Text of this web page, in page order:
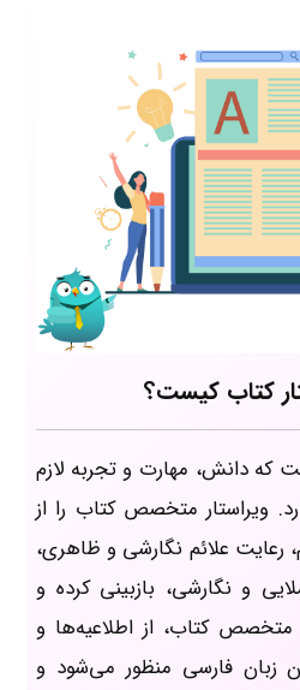
کتاب کیست؟
که دانش، مهارت و تجربه لازم
ویراستار متخصص کتاب را از
رعایت علائم نگارشی و ظاهری،
و نگارشی، بازبینی کرده و
متخصص کتاب، از اطلاعیه‌ها و
زبان فارسی منظور می‌شود و